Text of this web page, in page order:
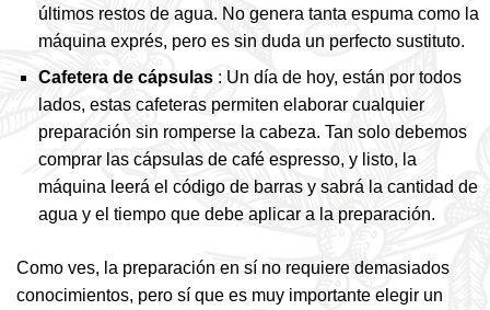
últimos restos de agua. No genera tanta espuma como la
máquina exprés, pero es sin duda un perfecto sustituto.
Cafetera de cápsulas : Un día de hoy, están por todos
lados, estas cafeteras permiten elaborar cualquier
preparación sin romperse la cabeza. Tan solo debemos
comprar las cápsulas de café espresso, y listo, la
máquina leerá el código de barras y sabrá la cantidad de
agua y el tiempo que debe aplicar a la preparación.
Como ves, la preparación en sí no requiere demasiados
conocimientos, pero sí que es muy importante elegir un